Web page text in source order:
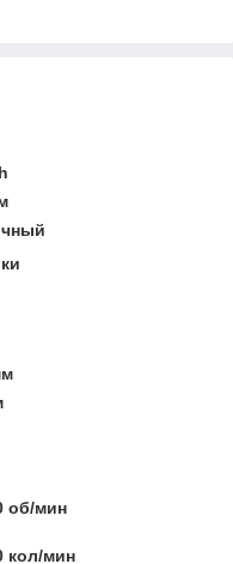
об/мин
кол/мин